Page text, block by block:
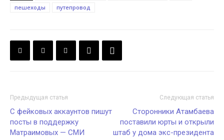
пешеходы
путепровод
Предыдущая статья
С фейковых аккаунтов пишут
посты в поддержку
Матраимовых — СМИ
Следующая статья
Сторонники Атамбаева
поставили юрты и открыли
штаб у дома экс-президента